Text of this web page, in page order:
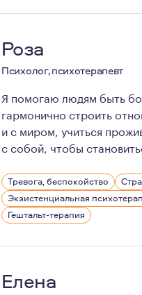
Я считаю, что
Роза
Психолог, психотерапевт
Я помогаю людям быть
гармонично строить
и с миром, учиться
с собой, чтобы
Меня зовут Роза
Немного о себе: дважды
Тревога, беспокойство
Экзистенциальная
Гештальт-терапия
Елена